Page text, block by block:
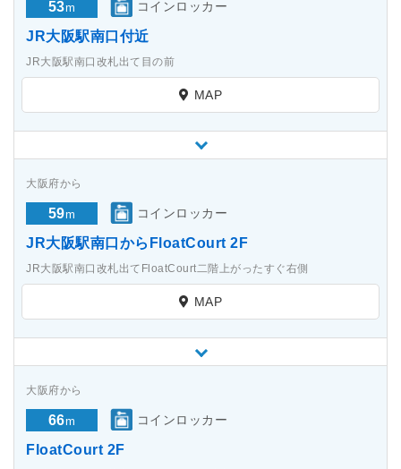
53m コインロッカー
JR大阪駅南口付近
JR大阪駅南口改札出て目の前
MAP
大阪府から
59m コインロッカー
JR大阪駅南口からFloatCourt 2F
JR大阪駅南口改札出てFloatCourt二階上がったすぐ右側
MAP
大阪府から
66m コインロッカー
FloatCourt 2F